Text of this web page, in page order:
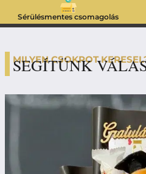
Sérülésmentes csomagolás
MILYEN CSOKROT
SEGÍTÜNK